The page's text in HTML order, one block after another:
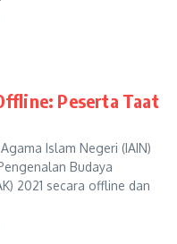
Peserta Taat
Islam Negeri (IAIN)
Budaya
2021 secara offline dan